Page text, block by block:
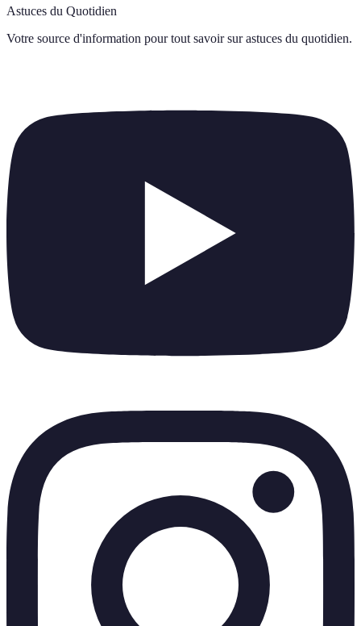
Astuces du Quotidien
Votre source d'information pour tout savoir sur astuces du quotidien.